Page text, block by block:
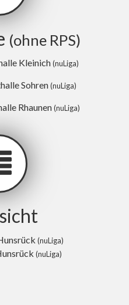
(ohne RPS)
Kleinich(nuLiga)
Sohren(nuLiga)
Rhaunen(nuLiga)
(nuLiga)
(nuLiga)